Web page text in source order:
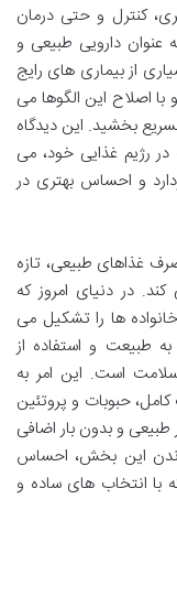
کنترل و حتی درمان
عنوان دارویی طبیعی و
از بیماری های رایج
با اصلاح این الگوها می
بخشید. این دیدگاه
رژیم غذایی خود، می
و احساس بهتری در
غذاهای طبیعی، تازه
در دنیای امروز که
ها را تشکیل می
طبیعت و استفاده از
سلامت است. این امر به
حبوبات و پروتئین
و بدون بار اضافی
این بخش، احساس
با انتخاب های ساده و